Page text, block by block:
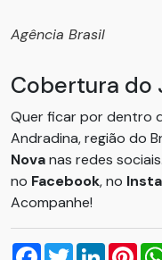
Agência Brasil
Cobertura do
Quer ficar por dentro
Andradina, região do
Novanas redes
no Facebook, no
Acompanhe!
Facebook
TwitterLinkedIn